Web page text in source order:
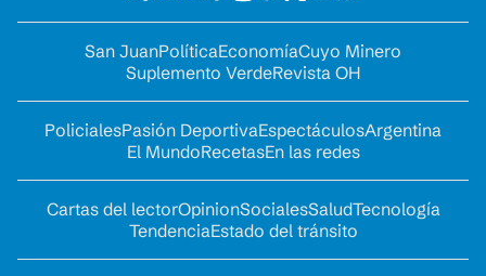
San JuanPolíticaEconomíaCuyo Minero
Suplemento VerdeRevista OH
PolicialesPasión DeportivaEspectáculosArgentina
El MundoRecetasEn las redes
Cartas del lectorOpinionSocialesSaludTecnología
TendenciaEstado del tránsito